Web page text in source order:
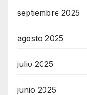
septiembre 2025
agosto 2025
julio 2025
junio 2025